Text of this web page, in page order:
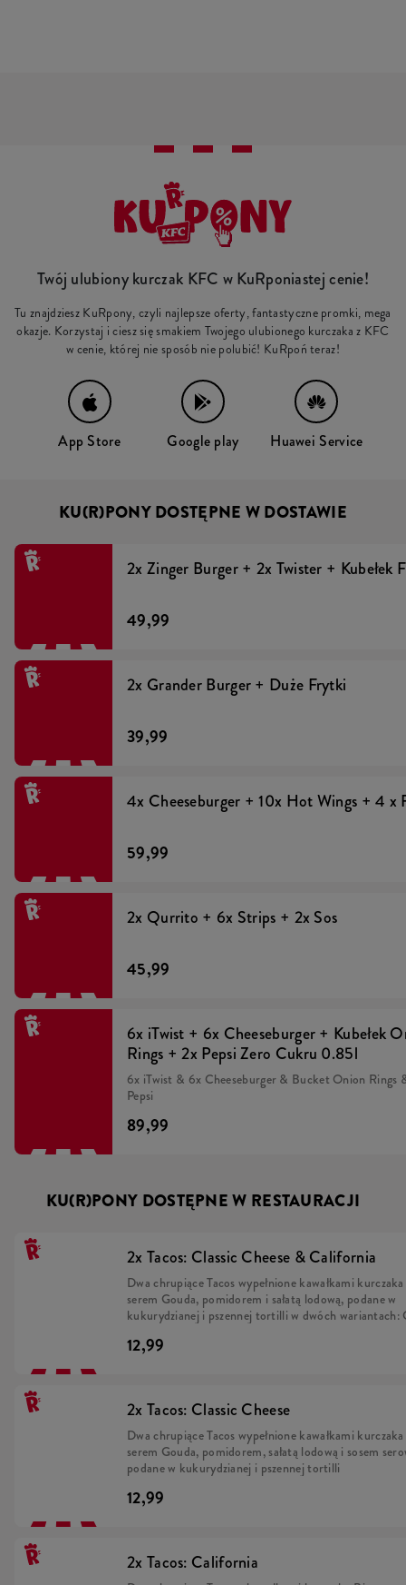
Twój ulubiony kurczak KFC w KuRponiastej cenie!
Tu znajdziesz KuRpony, czyli najlepsze oferty, fantastyczne promki, mega
okazje. Korzystaj i ciesz się smakiem Twojego ulubionego kurczaka z KFC
w cenie, której nie sposób nie polubić! KuRpoń teraz!
App Store Google play Huawei Service
KU(R)PONY DOSTĘPNE W DOSTAWIE
2x Zinger Burger + 2x Twister + Kubełek
49,99
2x Grander Burger + Duże Frytki
39,99
4x Cheeseburger + 10x Hot Wings + 4 x
59,99
2x Qurrito + 6x Strips + 2x Sos
45,99
6x iTwist + 6x Cheeseburger + Kubełek
Rings + 2x Pepsi Zero Cukru 0.85l
6x iTwist & 6x Cheeseburger & Bucket Onion Rings
Pepsi
89,99
KU(R)PONY DOSTĘPNE W RESTAURACJI
2x Tacos: Classic Cheese & California
Dwa chrupiące Tacos wypełnione kawałkami
serem Gouda, pomidorem i sałatą lodową, podane w
kukurydzianej i pszennej tortilli w dwóch wariantach:
piekielnie ostrym
12,99
2x Tacos: Classic Cheese
Dwa chrupiące Tacos wypełnione kawałkami
serem Gouda, pomidorem, sałatą lodową i sosem
podane w kukurydzianej i pszennej tortilli
12,99
2x Tacos: California